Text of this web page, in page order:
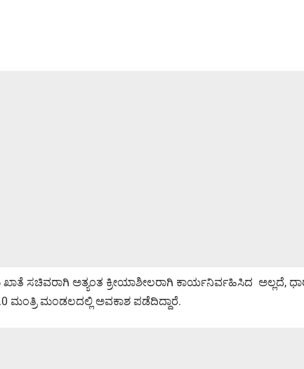
ಸಚಿವರಾಗಿ ಅತ್ಯಂತ ಕ್ರೀಯಾಶೀಲರಾಗಿ ಕಾರ್ಯನಿರ್ವಹಿಸಿದ ಅಲ್ಲದೆ,
ಮಂತ್ರಿ ಮಂಡಲದಲ್ಲಿ ಅವಕಾಶ ಪಡೆದಿದ್ದಾರೆ.